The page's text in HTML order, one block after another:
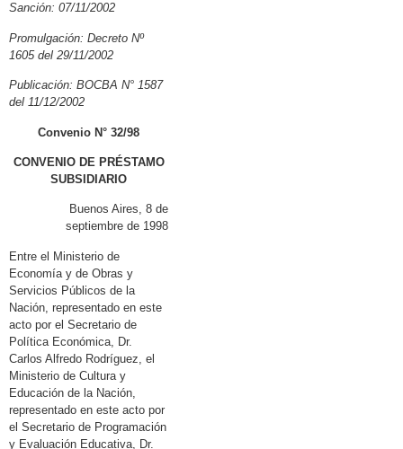
Sanción: 07/11/2002
Promulgación: Decreto Nº
1605 del 29/11/2002
Publicación: BOCBA N° 1587
del 11/12/2002
Convenio N° 32/98
CONVENIO DE PRÉSTAMO
SUBSIDIARIO
Buenos Aires, 8 de
septiembre de 1998
Entre el Ministerio de
Economía y de Obras y
Servicios Públicos de la
Nación, representado en este
acto por el Secretario de
Política Económica, Dr.
Carlos Alfredo Rodríguez, el
Ministerio de Cultura y
Educación de la Nación,
representado en este acto por
el Secretario de Programación
y Evaluación Educativa, Dr.